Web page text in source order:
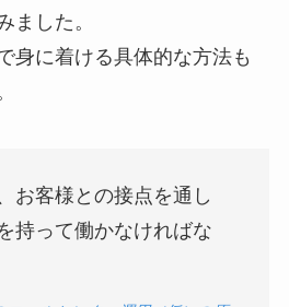
ました。
身に着ける具体的な方法も
お客様との接点を通し
持って働かなければな